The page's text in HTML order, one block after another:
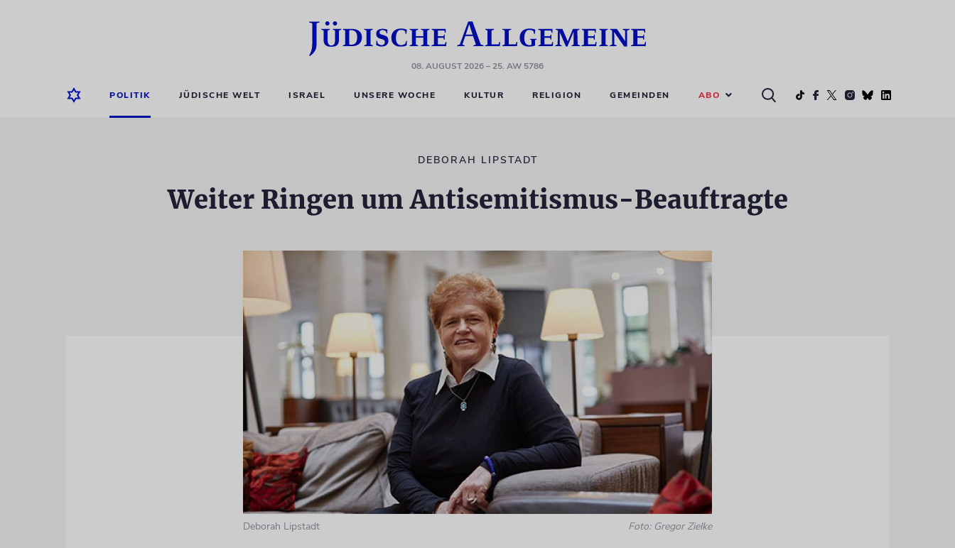
08. AUGUST 2026– 25. AW 5786
POLITIK JÜDISCHE WELT ISRAEL UNSERE WOCHE KULTUR RELIGION GEMEINDEN ABO
DEBORAH LIPSTADT
Weiter Ringen um Antisemitismus-Beauftragte
Deborah Lipstadt Foto: Gregor Zielke